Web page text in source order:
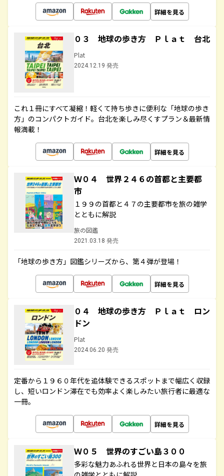
詳細を見る
０３ 地球の歩き方 Ｐｌａｔ 台北
Plat
2024.12.19 発売
これ１冊にすべて凝縮！軽くて持ち歩きに便利な「地球の歩き
方」のコンパクトガイド。台北を楽しみ尽くすプラン＆最新情
報満載！
詳細を見る
Ｗ０４ 世界２４６の首都と主要都
市
１９９の首都と４７の主要都市を旅の雑学
とともに解説
旅の図鑑
2021.03.18 発売
「地球の歩き方」図鑑シリーズから、第４弾が登場！
詳細を見る
０４ 地球の歩き方 Ｐｌａｔ ロン
ドン
Plat
2024.06.20 発売
定番から１９６０年代を追体験できるスポットまで幅広く収録
し、短いロンドン滞在でも効率よく楽しみたい旅行者に最適な
一冊。
詳細を見る
Ｗ０５ 世界のすごい島３００
多彩な魅力あふれる世界と日本の島々を旅